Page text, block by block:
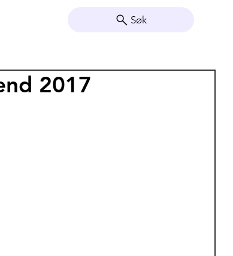
Søk
2017